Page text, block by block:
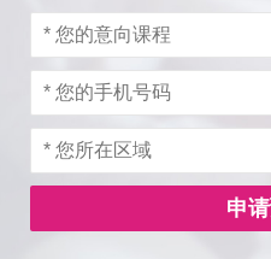
申